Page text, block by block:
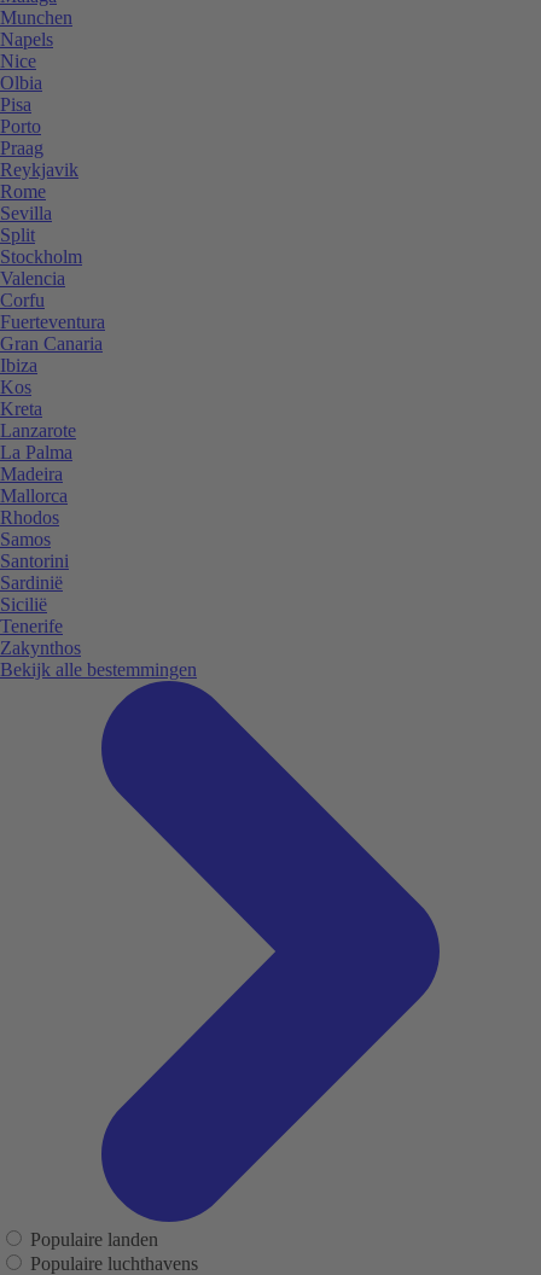
Munchen
Napels
Nice
Olbia
Pisa
Porto
Praag
Reykjavik
Rome
Sevilla
Split
Stockholm
Valencia
Corfu
Fuerteventura
Gran Canaria
Ibiza
Kos
Kreta
Lanzarote
La Palma
Madeira
Mallorca
Rhodos
Samos
Santorini
Sardinië
Sicilië
Tenerife
Zakynthos
Bekijk alle bestemmingen
Populaire landen
Populaire luchthavens